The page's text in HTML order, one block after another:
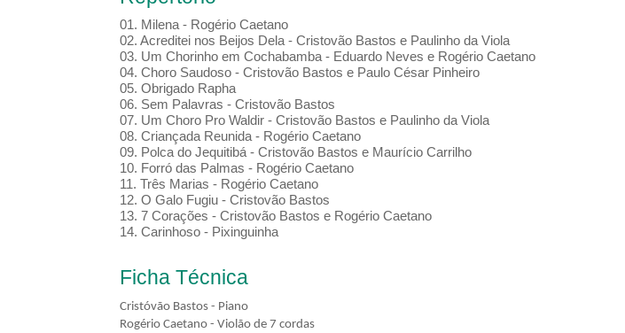
01. Milena - Rogério Caetano
02. Acreditei nos Beijos Dela - Cristovão Bastos e Paulinho da Viola
03. Um Chorinho em Cochabamba - Eduardo Neves e Rogério Caetano
04. Choro Saudoso - Cristovão Bastos e Paulo César Pinheiro
05. Obrigado Rapha
06. Sem Palavras - Cristovão Bastos
07. Um Choro Pro Waldir - Cristovão Bastos e Paulinho da Viola
08. Criançada Reunida - Rogério Caetano
09. Polca do Jequitibá - Cristovão Bastos e Maurício Carrilho
10. Forró das Palmas - Rogério Caetano
11. Três Marias - Rogério Caetano
12. O Galo Fugiu - Cristovão Bastos
13. 7 Corações - Cristovão Bastos e Rogério Caetano
14. Carinhoso - Pixinguinha
Ficha Técnica
Cristóvão Bastos - Piano
Rogério Caetano - Violão de 7 cordas